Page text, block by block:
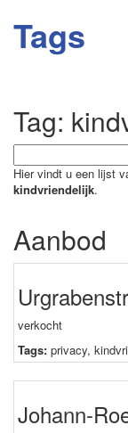
Tags
Tag:
Hier vindt u een lijst
kindvriendelijk.
Aanbod
verkocht
Tags: privacy,
Johann-